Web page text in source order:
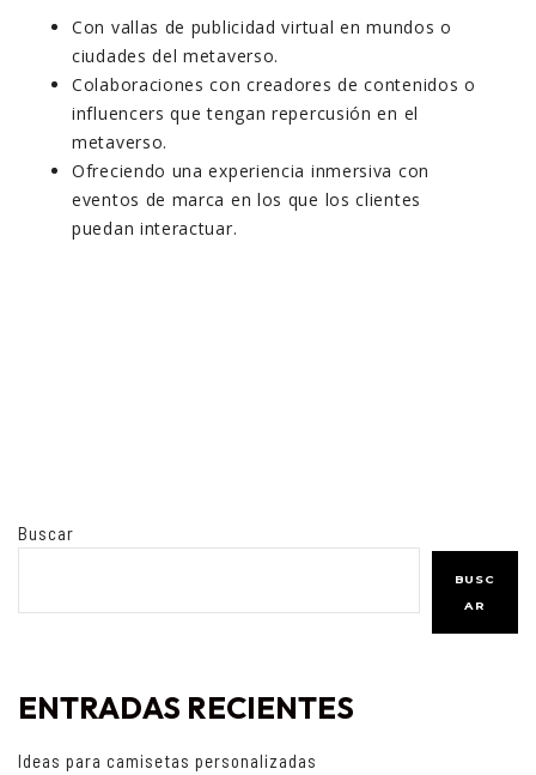
Con vallas de publicidad virtual en mundos o
ciudades del metaverso.
Colaboraciones con creadores de contenidos o
influencers que tengan repercusión en el
metaverso.
Ofreciendo una experiencia inmersiva con
eventos de marca en los que los clientes
puedan interactuar.
Buscar
BUSC
AR
ENTRADAS RECIENTES
Ideas para camisetas personalizadas